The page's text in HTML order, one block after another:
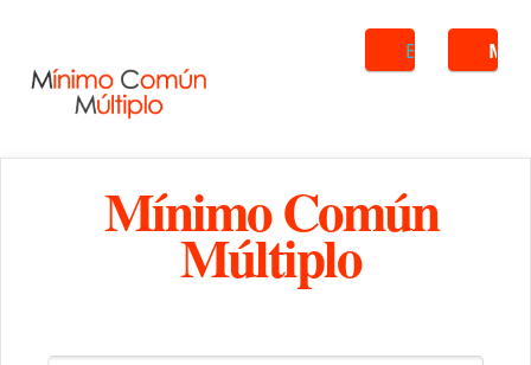
Buscar
Mínimo Común
Múltiplo